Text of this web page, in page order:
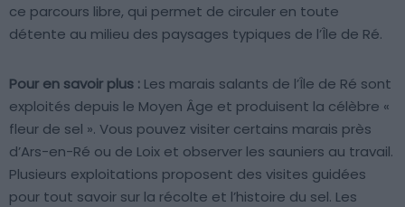
ce parcours libre, qui permet de circuler en toute
détente au milieu des paysages typiques de l’Île de Ré.
Pour en savoir plus : Les marais salants de l’Île de Ré sont
exploités depuis le Moyen Âge et produisent la célèbre «
fleur de sel ». Vous pouvez visiter certains marais près
d’Ars-en-Ré ou de Loix et observer les sauniers au travail.
Plusieurs exploitations proposent des visites guidées
pour tout savoir sur la récolte et l’histoire du sel. Les